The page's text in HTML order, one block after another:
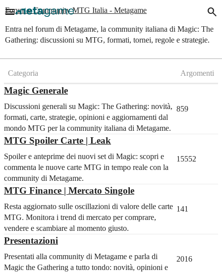
menu search
Forum e Community MTG Italia - Metagame
Entra nel forum di Metagame, la community italiana di Magic: The
Gathering: discussioni su MTG, formati, tornei, regole e strategie.
Categoria Argomenti
Magic Generale
Discussioni generali su Magic: The Gathering: novità,
formati, carte, strategie, opinioni e aggiornamenti dal
mondo MTG per la community italiana di Metagame.
859
MTG Spoiler Carte | Leak
Spoiler e anteprime dei nuovi set di Magic: scopri e
commenta le nuove carte MTG in tempo reale con la
community di Metagame.
15552
MTG Finance | Mercato Singole
Resta aggiornato sulle oscillazioni di valore delle carte
MTG. Monitora i trend di mercato per comprare,
vendere e scambiare al momento giusto.
141
Presentazioni
Presentati alla community di Metagame e parla di
Magic the Gathering a tutto tondo: novità, opinioni e
2016